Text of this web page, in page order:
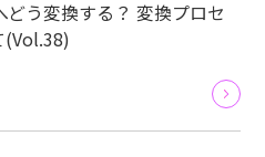
う変換する？ 変換プロセ
(Vol.38)